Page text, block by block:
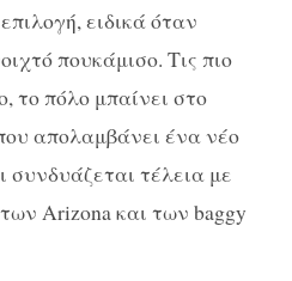
ειδικά όταν
πουκάμισο. Τις πιο
το πόλο μπαίνει στο
απολαμβάνει ένα νέο
συνδυάζεται τέλεια με
Arizona και των baggy